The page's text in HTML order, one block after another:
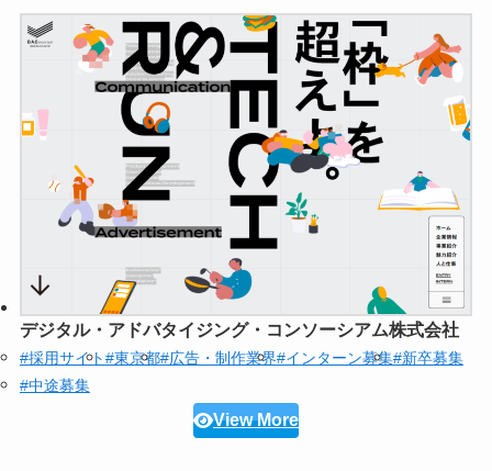
デジタル・アドバタイジング・コンソーシアム株式会社
#採用サイト#東京都#広告・制作業界#インターン募集#新卒募集
#中途募集
View More